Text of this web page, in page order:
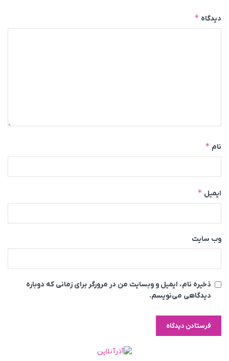
دیدگاه *
نام *
ایمیل *
وب‌ سایت
ذخیره نام، ایمیل و وبسایت من در مرورگر برای زمانی که دوباره
دیدگاهی می‌نویسم.